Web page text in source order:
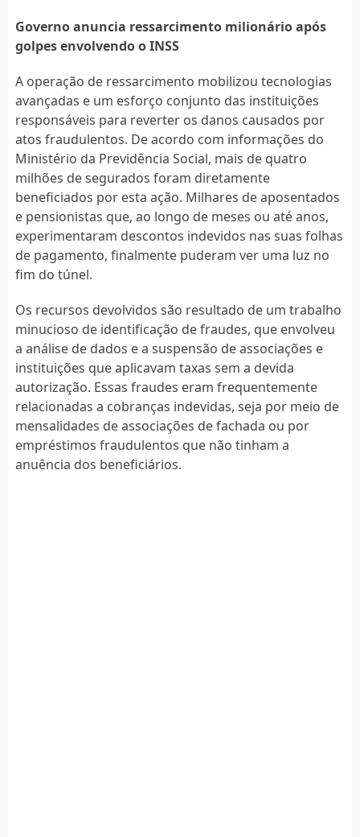
Governo anuncia ressarcimento milionário após
golpes envolvendo o INSS
A operação de ressarcimento mobilizou tecnologias
avançadas e um esforço conjunto das instituições
responsáveis para reverter os danos causados por
atos fraudulentos. De acordo com informações do
Ministério da Previdência Social, mais de quatro
milhões de segurados foram diretamente
beneficiados por esta ação. Milhares de aposentados
e pensionistas que, ao longo de meses ou até anos,
experimentaram descontos indevidos nas suas folhas
de pagamento, finalmente puderam ver uma luz no
fim do túnel.
Os recursos devolvidos são resultado de um trabalho
minucioso de identificação de fraudes, que envolveu
a análise de dados e a suspensão de associações e
instituições que aplicavam taxas sem a devida
autorização. Essas fraudes eram frequentemente
relacionadas a cobranças indevidas, seja por meio de
mensalidades de associações de fachada ou por
empréstimos fraudulentos que não tinham a
anuência dos beneficiários.